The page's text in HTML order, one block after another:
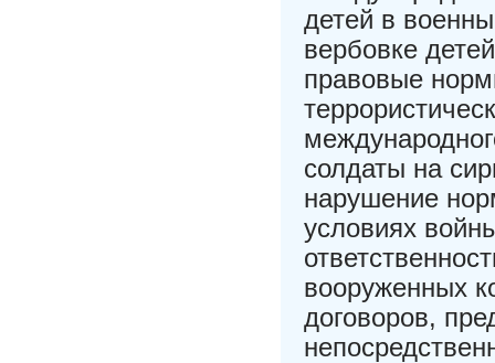
детей в
вербовке
правовые
солдаты на
нарушение
условиях
вооруженных
договоров,